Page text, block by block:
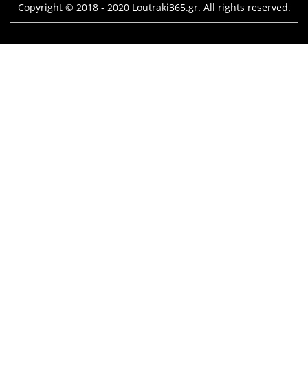
Copyright © 2018 - 2020 Loutraki365.gr. All rights reserved.